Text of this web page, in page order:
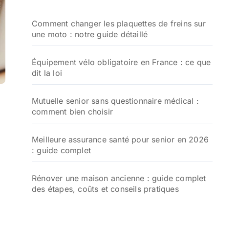
Comment changer les plaquettes de freins sur
une moto : notre guide détaillé
Équipement vélo obligatoire en France : ce que
dit la loi
Mutuelle senior sans questionnaire médical :
comment bien choisir
Meilleure assurance santé pour senior en 2026
: guide complet
Rénover une maison ancienne : guide complet
des étapes, coûts et conseils pratiques